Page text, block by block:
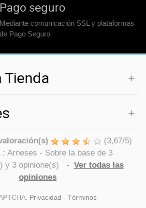
Pago seguro
Mediante comunicación SSL y plataformas
de Pago Seguro
Tienda
(3,67/5)
: Arneses - Sobre la base de 3
y 3opinione(s) - Ver todas las
opiniones
Privacidad - Términos